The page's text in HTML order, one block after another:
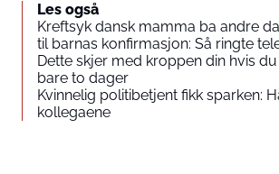
Les også
Kreftsyk dansk mamma ba andre
til barnas konfirmasjon: Så ringte
Dette skjer med kroppen din hvis
bare to dager
Kvinnelig politibetjent fikk sparken:
kollegaene